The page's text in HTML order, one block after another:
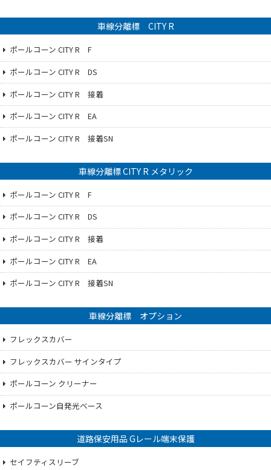
車線分離標 CITY R
ポールコーン CITY R F
ポールコーン CITY R DS
ポールコーン CITY R 接着
ポールコーン CITY R EA
ポールコーン CITY R 接着SN
車線分離標 CITY R メタリック
ポールコーン CITY R F
ポールコーン CITY R DS
ポールコーン CITY R 接着
ポールコーン CITY R EA
ポールコーン CITY R 接着SN
車線分離標 オプション
フレックスカバー
フレックスカバー サインタイプ
ポールコーン クリーナー
ポールコーン自発光ベース
道路保安用品 Gレール端末保護
セイフティスリーブ